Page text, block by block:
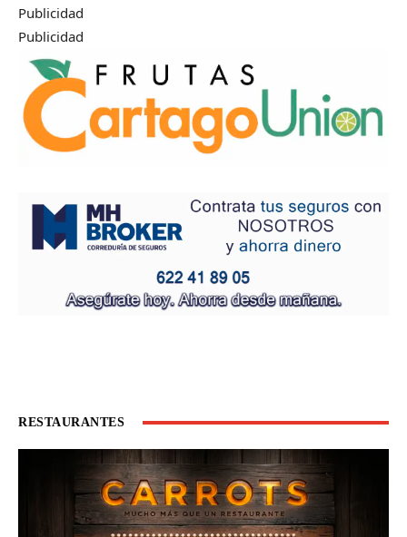
Publicidad
Publicidad
RESTAURANTES